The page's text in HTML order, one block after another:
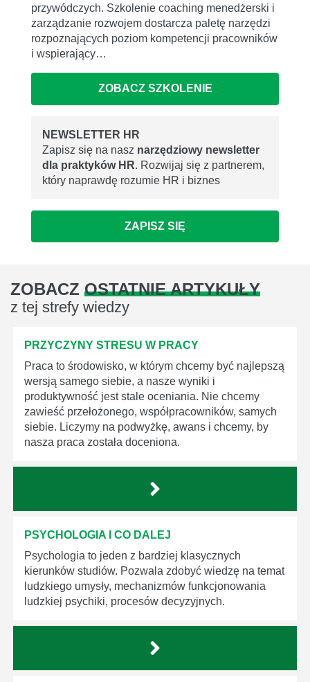
przywódczych. Szkolenie coaching menedżerski i
zarządzanie rozwojem dostarcza paletę narzędzi
rozpoznających poziom kompetencji pracowników
i wspierający…
ZOBACZ SZKOLENIE
NEWSLETTER HR
Zapisz się na nasz narzędziowy newsletter
dla praktyków HR. Rozwijaj się z partnerem,
który naprawdę rozumie HR i biznes
ZAPISZ SIĘ
ZOBACZ OSTATNIE ARTYKUŁY
z tej strefy wiedzy
PRZYCZYNY STRESU W PRACY
Praca to środowisko, w którym chcemy być najlepszą
wersją samego siebie, a nasze wyniki i
produktywność jest stale oceniania. Nie chcemy
zawieść przełożonego, współpracowników, samych
siebie. Liczymy na podwyżkę, awans i chcemy, by
nasza praca została doceniona.
PSYCHOLOGIA I CO DALEJ
Psychologia to jeden z bardziej klasycznych
kierunków studiów. Pozwala zdobyć wiedzę na temat
ludzkiego umysły, mechanizmów funkcjonowania
ludzkiej psychiki, procesów decyzyjnych.